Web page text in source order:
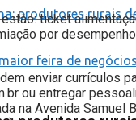
ticket
por
enviar currículos
ou entregar
na Avenida Samuel